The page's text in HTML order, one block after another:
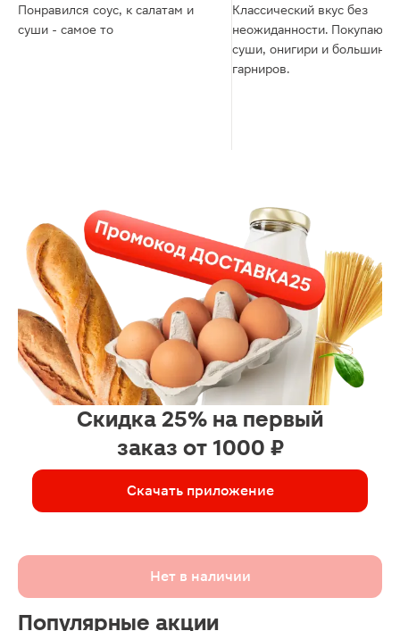
Понравился соус, к салатам и
суши - самое то
Классический вкус без
неожиданности. Покупаю
суши, онигири и
гарниров.
Скидка 25% на первый
заказ от 1000 ₽
Скачать приложение
Нет в наличии
Популярные акции